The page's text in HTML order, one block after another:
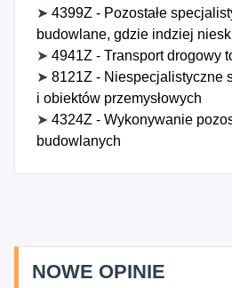
➤ 4399Z - Pozostałe
budowlane, gdzie indziej
➤ 4941Z - Transport drogowy
➤ 8121Z - Niespecjalistyczne
i obiektów przemysłowych
➤ 4324Z - Wykonywanie
budowlanych
NOWE OPINIE